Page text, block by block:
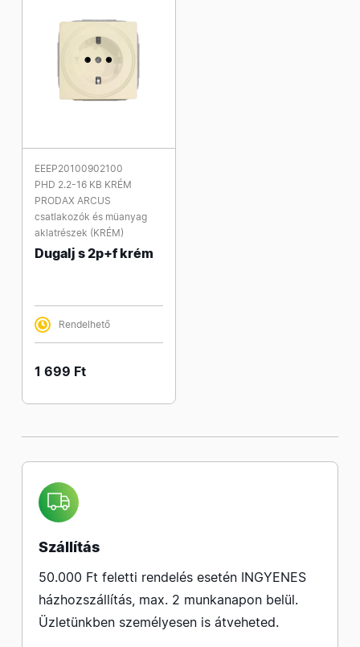
EEEP20100902100
PHD 2.2-16 KB KRÉM
PRODAX ARCUS
csatlakozók és müanyag
aklatrészek (KRÉM)
Dugalj s 2p+f krém
Rendelhető
1 699 Ft
Szállítás
50.000 Ft feletti rendelés esetén INGYENES
házhozszállítás, max. 2 munkanapon belül.
Üzletünkben személyesen is átveheted.